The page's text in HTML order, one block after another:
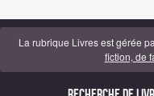
La rubrique Livres est gérée
fiction, de